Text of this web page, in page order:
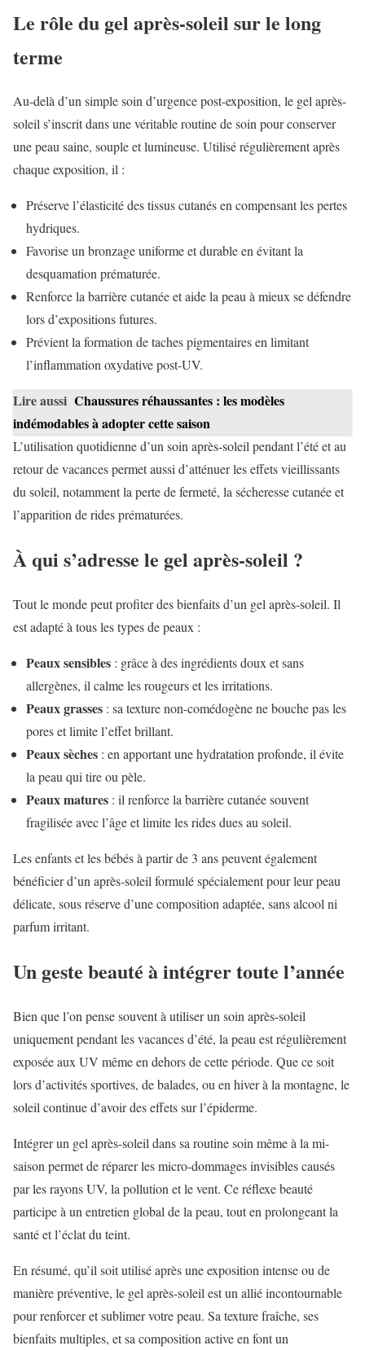
Le rôle du gel après-soleil sur le long
terme
Au-delà d’un simple soin d’urgence post-exposition, le gel après-
soleil s’inscrit dans une véritable routine de soin pour conserver
une peau saine, souple et lumineuse. Utilisé régulièrement après
chaque exposition, il :
Préserve l’élasticité des tissus cutanés en compensant les pertes
hydriques.
Favorise un bronzage uniforme et durable en évitant la
desquamation prématurée.
Renforce la barrière cutanée et aide la peau à mieux se défendre
lors d’expositions futures.
Prévient la formation de taches pigmentaires en limitant
l’inflammation oxydative post-UV.
Lire aussi Chaussures réhaussantes : les modèles
indémodables à adopter cette saison
L’utilisation quotidienne d’un soin après-soleil pendant l’été et au
retour de vacances permet aussi d’atténuer les effets vieillissants
du soleil, notamment la perte de fermeté, la sécheresse cutanée et
l’apparition de rides prématurées.
À qui s’adresse le gel après-soleil ?
Tout le monde peut profiter des bienfaits d’un gel après-soleil. Il
est adapté à tous les types de peaux :
Peaux sensibles : grâce à des ingrédients doux et sans
allergènes, il calme les rougeurs et les irritations.
Peaux grasses : sa texture non-comédogène ne bouche pas les
pores et limite l’effet brillant.
Peaux sèches : en apportant une hydratation profonde, il évite
la peau qui tire ou pèle.
Peaux matures : il renforce la barrière cutanée souvent
fragilisée avec l’âge et limite les rides dues au soleil.
Les enfants et les bébés à partir de 3 ans peuvent également
bénéficier d’un après-soleil formulé spécialement pour leur peau
délicate, sous réserve d’une composition adaptée, sans alcool ni
parfum irritant.
Un geste beauté à intégrer toute l’année
Bien que l’on pense souvent à utiliser un soin après-soleil
uniquement pendant les vacances d’été, la peau est régulièrement
exposée aux UV même en dehors de cette période. Que ce soit
lors d’activités sportives, de balades, ou en hiver à la montagne, le
soleil continue d’avoir des effets sur l’épiderme.
Intégrer un gel après-soleil dans sa routine soin même à la mi-
saison permet de réparer les micro-dommages invisibles causés
par les rayons UV, la pollution et le vent. Ce réflexe beauté
participe à un entretien global de la peau, tout en prolongeant la
santé et l’éclat du teint.
En résumé, qu’il soit utilisé après une exposition intense ou de
manière préventive, le gel après-soleil est un allié incontournable
pour renforcer et sublimer votre peau. Sa texture fraîche, ses
bienfaits multiples, et sa composition active en font un